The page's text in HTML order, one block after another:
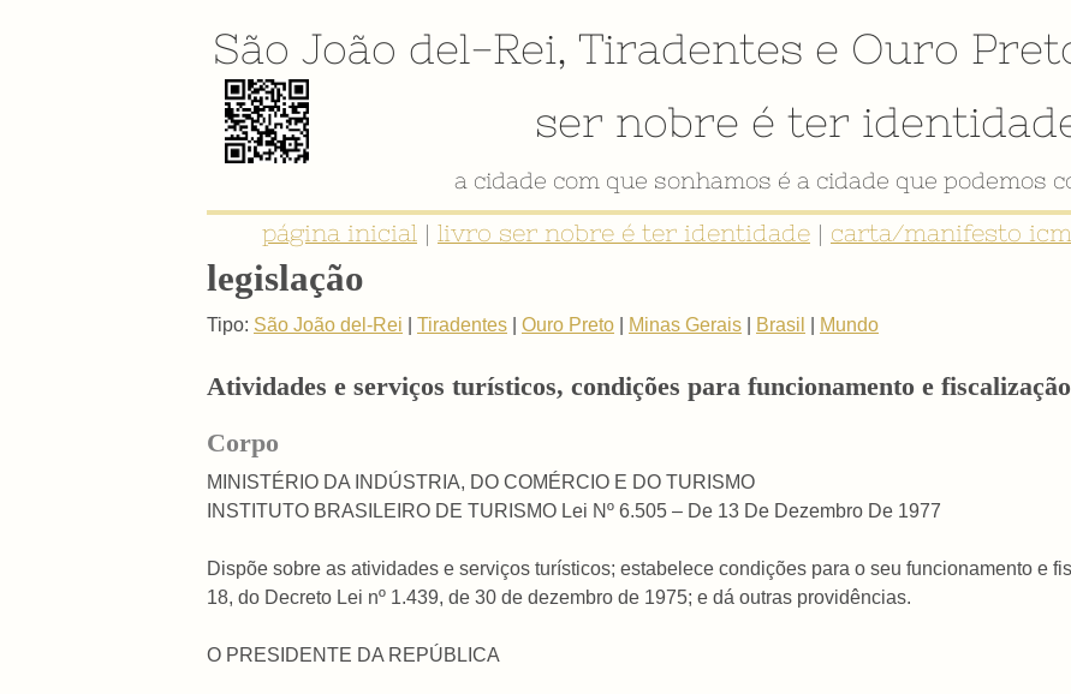
São João del-Rei, Tiradentes e Ouro
ser nobre é ter
a cidade com que sonhamos é a cidade que podemos
página inicial | livro ser nobre é ter identidade | carta/manifesto
legislação
Tipo: São João del-Rei Tiradentes Ouro Preto Minas Gerais Brasil Mundo
Atividades e serviços turísticos, condições para funcionamento e
Corpo
MINISTÉRIO DA INDÚSTRIA, DO COMÉRCIO E DO TURISMO
INSTITUTO BRASILEIRO DE TURISMO Lei Nº 6.505 – De 13 De Dezembro De 1977
Dispõe sobre as atividades e serviços turísticos; estabelece condições para o seu funcionamento e
18, do Decreto Lei nº 1.439, de 30 de dezembro de 1975; e dá outras providências.
O PRESIDENTE DA REPÚBLICA